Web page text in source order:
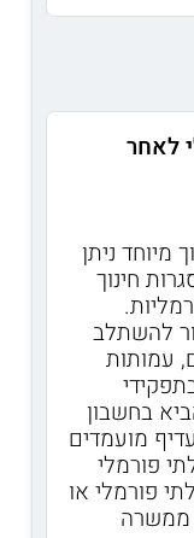
לאחר
מיוחד ניתן
חינוך
להשתלב
עמותות
בחשבון
מועמדים
פורמלי
פורמלי או
ממשרה